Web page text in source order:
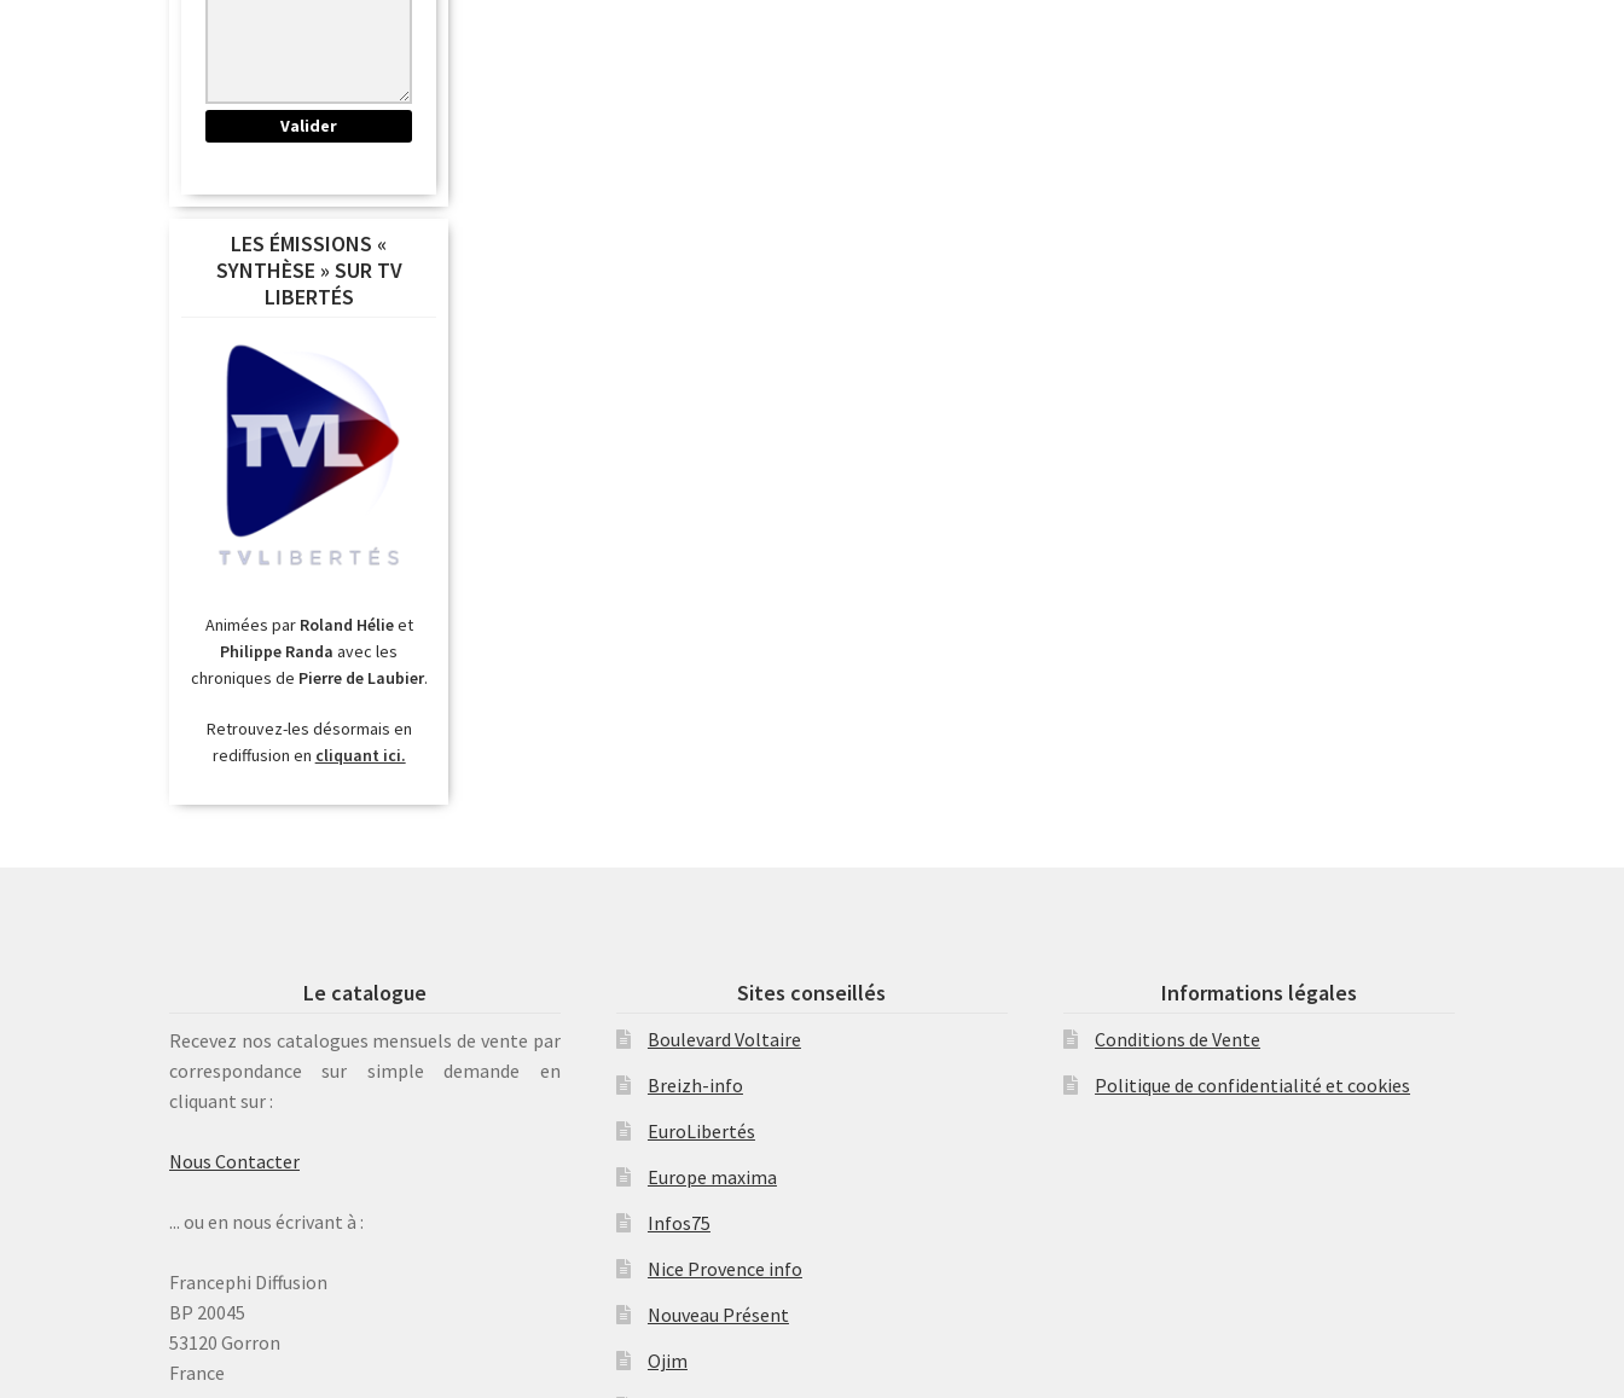
LES ÉMISSIONS «
SYNTHÈSE » SUR TV
LIBERTÉS
Animées par Roland Hélieet
Philippe Randa avec les
chroniques de Pierre de Laubier.
Retrouvez-les désormais en
rediffusion en cliquant ici.
Le catalogue
Recevez nos catalogues mensuels de vente par
correspondance sur simple demande en
cliquant sur :
Nous Contacter
... ou en nous écrivant à :
Francephi Diffusion
BP 20045
53120 Gorron
France
Sites conseillés
Boulevard Voltaire
Breizh-info
EuroLibertés
Europe maxima
Infos75
Nice Provence info
Nouveau Présent
Ojim
Informations légales
Conditions de Vente
Politique de confidentialité et cookies